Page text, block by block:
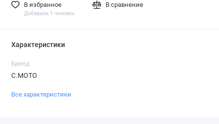
В избранное
Добавили 1 человек
В сравнение
Характеристики
Бренд
С.МОТО
Все характеристики